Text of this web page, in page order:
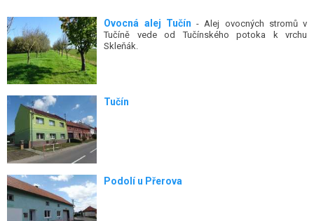
Ovocná alej Tučín - Alej ovocných stromů v
Tučíně vede od Tučínského potoka k vrchu
Skleňák.
Tučín
Podolí u Přerova